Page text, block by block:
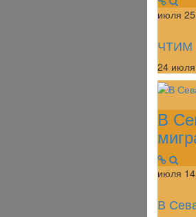
июля
24 июля
В
июля
В